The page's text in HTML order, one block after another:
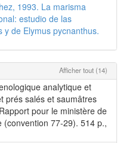
1993. La marisma
estudio de las
de Elymus pycnanthus.
Afficher tout (14)
analytique et
prés salés et saumâtres
pour le ministère de
77-29). 514 p.,